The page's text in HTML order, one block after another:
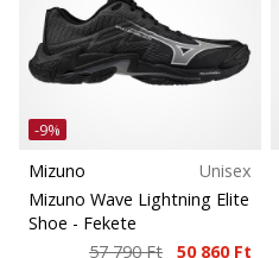
-9%
Mizuno
Unisex
Mizuno Wave Lightning Elite
Shoe - Fekete
57 790 Ft
50 860 Ft